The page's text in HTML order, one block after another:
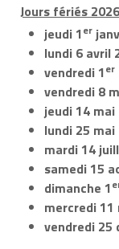
Jours fériés
jeudi 1er
lundi 6 avril
vendredi 1er
vendredi 8
jeudi 14 mai
lundi 25 mai
mardi 14
samedi 15
dimanche 1
mercredi 11
vendredi 25